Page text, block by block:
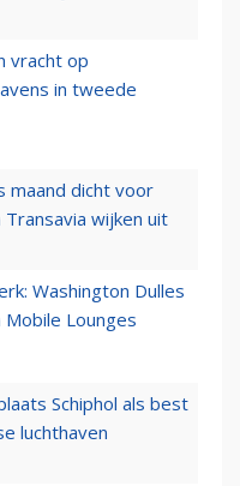
vracht op
in tweede
maand dicht voor
wijken uit
Washington Dulles
Lounges
Schiphol als best
luchthaven